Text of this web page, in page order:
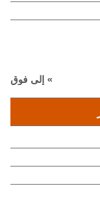
» إلى فوق